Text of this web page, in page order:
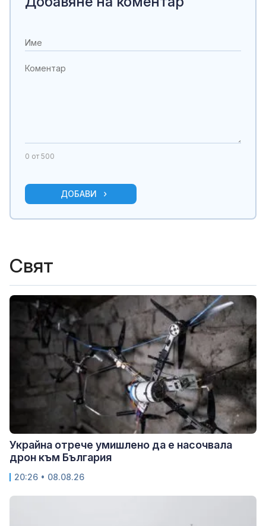
0 от 500
ДОБАВИ
Свят
Украйна отрече умишлено да е насочвала
дрон към България
20:26 • 08.08.26